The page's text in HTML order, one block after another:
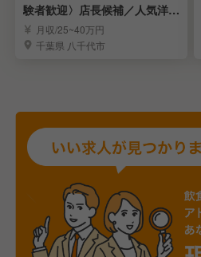
験者歓迎〉店長候補／人気洋食
店「ブラームス」
月収/25~40万円
千葉県 八千代市